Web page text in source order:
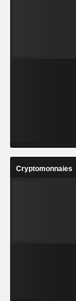
Cryptomonnaies